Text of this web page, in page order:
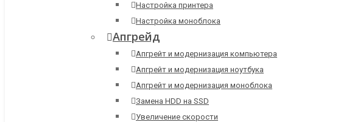
Настройка принтера
Настройка моноблока
Апгрейд
Апгрейт и модернизация компьютера
Апгрейт и модернизация ноутбука
Апгрейт и модернизация моноблока
Замена HDD на SSD
Увеличение скорости